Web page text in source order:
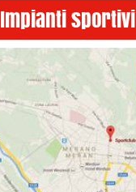
Impianti sportivi